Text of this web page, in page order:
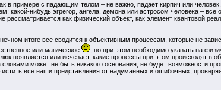
в примере с падающим телом – не важно, падает кирпич или
нибудь эгрегор, ангела, демона или астросом человека – все
как физический объект, как элемент квантовой
итоге все сводится к объективным процессам, которые не
или магическое
, но при этом необходимо указать на
появляется или исчезает, какие процессы при этом происходят в
может не быть никакого основания, не будет возможности
все наши представления от надуманных и ошибочных,